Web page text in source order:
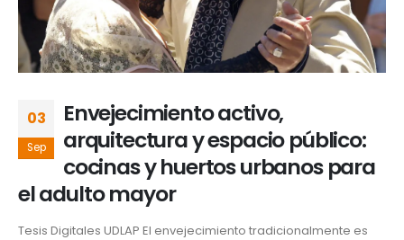
03
Sep
Envejecimiento activo,
arquitectura y espacio público:
cocinas y huertos urbanos para
el adulto mayor
Tesis Digitales UDLAP El envejecimiento tradicionalmente es